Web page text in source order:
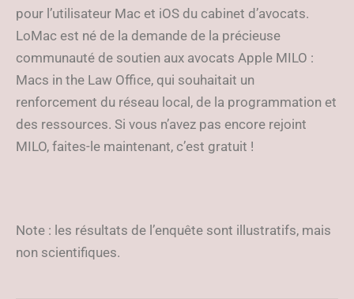
pour l’utilisateur Mac et iOS du cabinet d’avocats.
LoMac est né de la demande de la précieuse
communauté de soutien aux avocats Apple MILO :
Macs in the Law Office, qui souhaitait un
renforcement du réseau local, de la programmation et
des ressources. Si vous n’avez pas encore rejoint
MILO, faites-le maintenant, c’est gratuit !
Note : les résultats de l’enquête sont illustratifs, mais
non scientifiques.